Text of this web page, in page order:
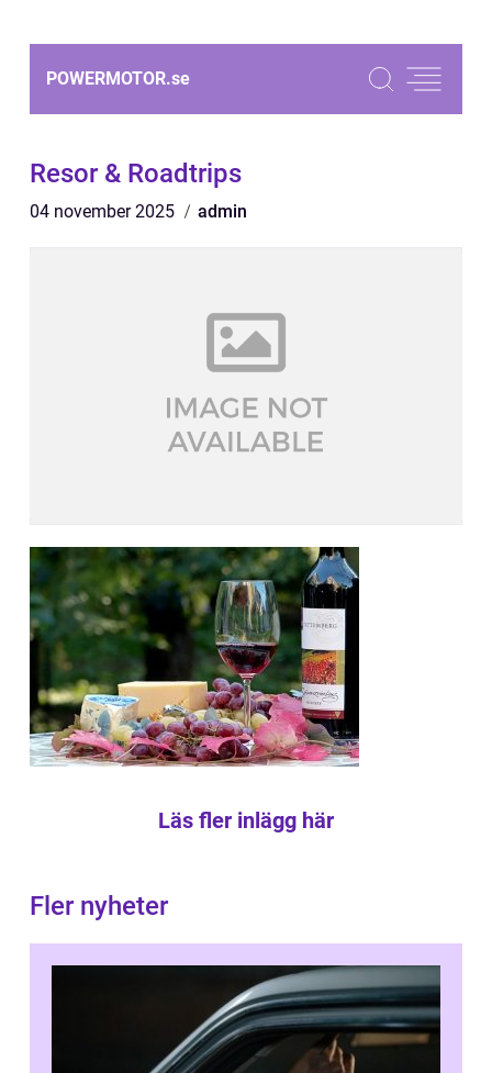
POWERMOTOR.se
Resor & Roadtrips
04 november 2025 admin
Läs fler inlägg här
Fler nyheter